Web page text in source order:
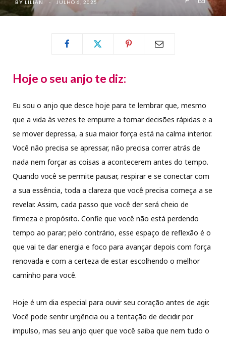
BY LILIAN JULHO 6, 2025
Hoje o seu anjo te diz:
Eu sou o anjo que desce hoje para te lembrar que, mesmo
que a vida às vezes te empurre a tomar decisões rápidas e a
se mover depressa, a sua maior força está na calma interior.
Você não precisa se apressar, não precisa correr atrás de
nada nem forçar as coisas a acontecerem antes do tempo.
Quando você se permite pausar, respirar e se conectar com
a sua essência, toda a clareza que você precisa começa a se
revelar. Assim, cada passo que você der será cheio de
firmeza e propósito. Confie que você não está perdendo
tempo ao parar; pelo contrário, esse espaço de reflexão é o
que vai te dar energia e foco para avançar depois com força
renovada e com a certeza de estar escolhendo o melhor
caminho para você.
Hoje é um dia especial para ouvir seu coração antes de agir.
Você pode sentir urgência ou a tentação de decidir por
impulso, mas seu anjo quer que você saiba que nem tudo o